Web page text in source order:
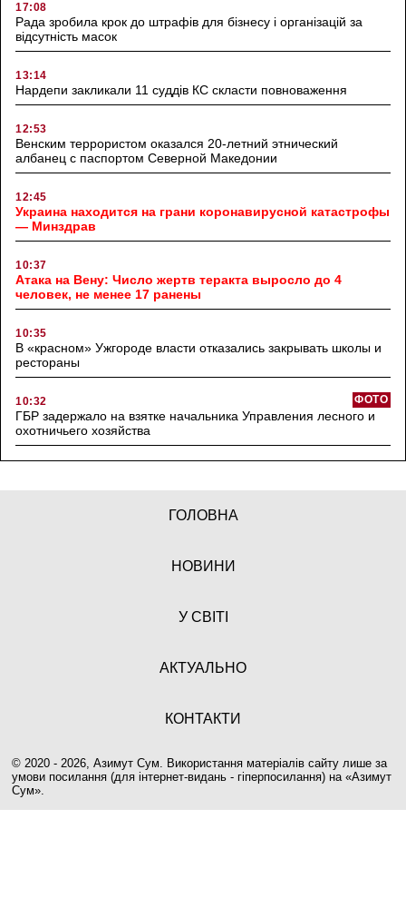
17:08
Рада зробила крок до штрафів для бізнесу і організацій за
відсутність масок
13:14
Нардепи закликали 11 суддів КС скласти повноваження
12:53
Венским террористом оказался 20-летний этнический
албанец с паспортом Северной Македонии
12:45
Украина находится на грани коронавирусной катастрофы
— Минздрав
10:37
Атака на Вену: Число жертв теракта выросло до 4
человек, не менее 17 ранены
10:35
В «красном» Ужгороде власти отказались закрывать школы и
рестораны
10:32 ФОТО
ГБР задержало на взятке начальника Управления лесного и
охотничьего хозяйства
ГОЛОВНА
НОВИНИ
У СВІТІ
АКТУАЛЬНО
КОНТАКТИ
© 2020 - 2026, Азимут Сум. Використання матеріалів сайту лише за
умови посилання (для інтернет-видань - гіперпосилання) на «Азимут
Сум».